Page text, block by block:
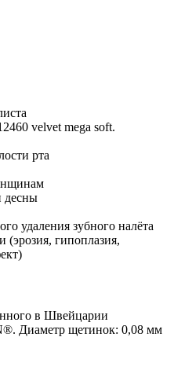
velvet mega soft.
рта
десны
удаления зубного налёта
гипоплазия,
в Швейцарии
Диаметр щетинок: 0,08 мм